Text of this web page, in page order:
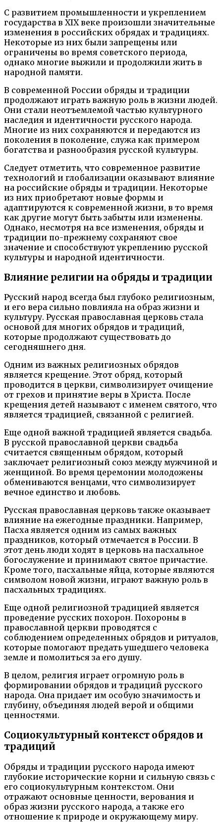
С развитием промышленности и укреплением
государства в XIX веке произошли значительные
изменения в российских обрядах и традициях.
Некоторые из них были запрещены или
ограничены во время советского периода,
однако многие выжили и продолжили жить в
народной памяти.
В современной России обряды и традиции
продолжают играть важную роль в жизни людей.
Они стали неотъемлемой частью культурного
наследия и идентичности русского народа.
Многие из них сохраняются и передаются из
поколения в поколение, служа как примером
богатства и разнообразия русской культуры.
Следует отметить, что современное развитие
технологий и глобализации оказывают влияние
на российские обряды и традиции. Некоторые
из них приобретают новые формы и
адаптируются к современной жизни, в то время
как другие могут быть забыты или изменены.
Однако, несмотря на все изменения, обряды и
традиции по-прежнему сохраняют свое
значение и способствуют укреплению русской
культуры и народной идентичности.
Влияние религии на обряды и традиции
Русский народ всегда был глубоко религиозным,
и его вера сильно повлияла на образ жизни и
культуру. Русская православная церковь стала
основой для многих обрядов и традиций,
которые продолжают существовать до
сегодняшнего дня.
Одним из важных религиозных обрядов
является крещение. Этот обряд, который
проводится в церкви, символизирует очищение
от грехов и принятие веры в Христа. После
крещения детей называют с именем святого, что
является традицией, связанной с религией.
Еще одной важной традицией является свадьба.
В русской православной церкви свадьба
считается священным обрядом, который
заключает религиозный союз между мужчиной и
женщиной. Во время церемонии молодожены
обмениваются венцами, что символизирует
вечное единство и любовь.
Русская православная церковь также оказывает
влияние на ежегодные праздники. Например,
Пасха является одним из самых важных
праздников, который отмечается в России. В
этот день люди ходят в церковь на пасхальное
богослужение и принимают святое причастие.
Кроме того, пасхальные яйца, которые являются
символом новой жизни, играют важную роль в
пасхальных традициях.
Еще одной религиозной традицией является
проведение русских похорон. Похороны в
православной церкви проводятся с
соблюдением определенных обрядов и ритуалов,
которые помогают предать ушедшего человека
земле и помолиться за его душу.
В целом, религия играет огромную роль в
формировании обрядов и традиций русского
народа. Она придает им особую значимость и
глубину, объединяя людей верой и общими
ценностями.
Социокультурный контекст обрядов и
традиций
Обряды и традиции русского народа имеют
глубокие исторические корни и сильную связь с
его социокультурным контекстом. Они
отражают основные ценности, верования и
образ жизни русского народа, а также его
отношение к природе и окружающему миру.